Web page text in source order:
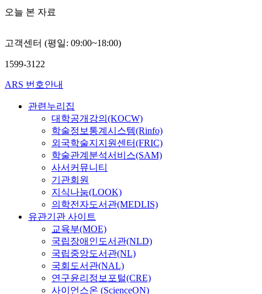
오늘 본 자료
고객센터 (평일: 09:00~18:00)
1599-3122
ARS 번호안내
관련누리집
대학공개강의(KOCW)
학술정보통계시스템(Rinfo)
외국학술지지원센터(FRIC)
학술관계분석서비스(SAM)
사서커뮤니티
기관회원
지식나눔(LOOK)
의학전자도서관(MEDLIS)
유관기관 사이트
교육부(MOE)
국립장애인도서관(NLD)
국립중앙도서관(NL)
국회도서관(NAL)
연구윤리정보포털(CRE)
사이언스온 (ScienceON)